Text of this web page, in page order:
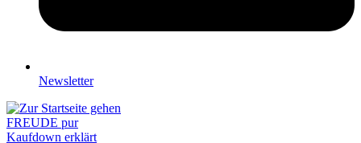
Newsletter
FREUDE pur
Kaufdown erklärt